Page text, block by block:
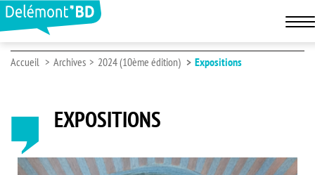
Accueil Archives 2024 (10ème édition) Expositions
EXPOSITIONS